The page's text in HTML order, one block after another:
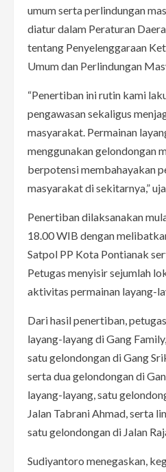
umum serta perlindungan
diatur dalam Peraturan
tentang Penyelenggaraan
Umum dan Perlindungan
“Penertiban ini rutin kami
pengawasan sekaligus
masyarakat. Permainan
menggunakan gelondongan
berpotensi membahayakan
masyarakat di sekitarnya,”
Penertiban dilaksanakan
18.00 WIB dengan
Satpol PP Kota Pontianak
Petugas menyisir sejumlah
aktivitas permainan layang-
Dari hasil penertiban,
layang-layang di Gang
satu gelondongan di Gang
serta dua gelondongan di
layang-layang, satu
Jalan Tabrani Ahmad, serta
satu gelondongan di Jalan
Sudiyantoro menegaskan,